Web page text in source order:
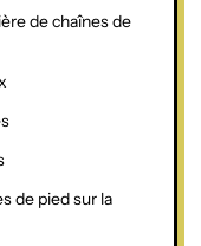
de chaînes de
de pied sur la